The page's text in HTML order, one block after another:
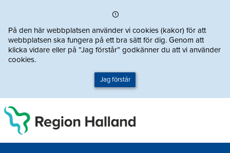
På den här webbplatsen använder vi cookies (kakor) för att
webbplatsen ska fungera på ett bra sätt för dig. Genom att
klicka vidare eller på ”Jag förstår” godkänner du att vi använder
cookies.
Jag förstår